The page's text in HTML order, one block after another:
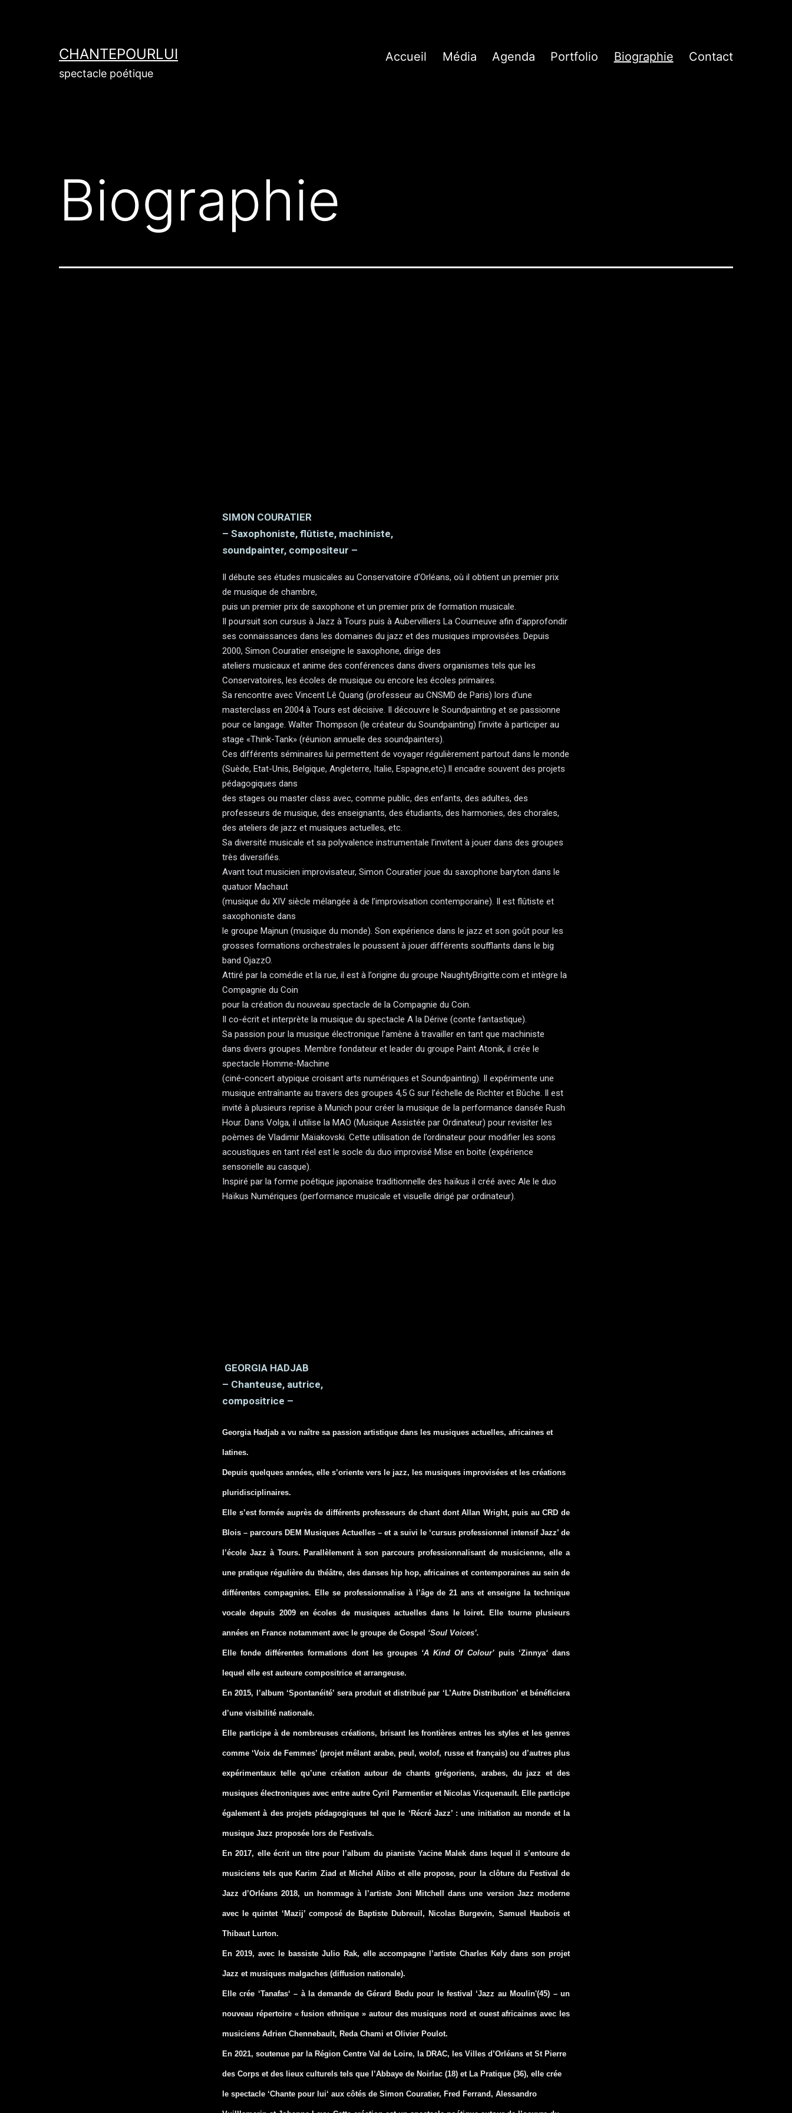
CHANTEPOURLUI
spectacle poétique
Accueil Média Agenda Portfolio Biographie Contact
Biographie
SIMON COURATIER
– Saxophoniste, flûtiste, machiniste,
soundpainter, compositeur –
Il débute ses études musicales au Conservatoire d’Orléans, où il obtient un premier prix
de musique de chambre,
puis un premier prix de saxophone et un premier prix de formation musicale.
Il poursuit son cursus à Jazz à Tours puis à Aubervilliers La Courneuve afin d’approfondir
ses connaissances dans les domaines du jazz et des musiques improvisées. Depuis
2000, Simon Couratier enseigne le saxophone, dirige des
ateliers musicaux et anime des conférences dans divers organismes tels que les
Conservatoires, les écoles de musique ou encore les écoles primaires.
Sa rencontre avec Vincent Lê Quang (professeur au CNSMD de Paris) lors d’une
masterclass en 2004 à Tours est décisive. Il découvre le Soundpainting et se passionne
pour ce langage. Walter Thompson (le créateur du Soundpainting) l’invite à participer au
stage «Think-Tank» (réunion annuelle des soundpainters).
Ces différents séminaires lui permettent de voyager régulièrement partout dans le monde
(Suède, Etat-Unis, Belgique, Angleterre, Italie, Espagne,etc).Il encadre souvent des projets
pédagogiques dans
des stages ou master class avec, comme public, des enfants, des adultes, des
professeurs de musique, des enseignants, des étudiants, des harmonies, des chorales,
des ateliers de jazz et musiques actuelles, etc.
Sa diversité musicale et sa polyvalence instrumentale l’invitent à jouer dans des groupes
très diversifiés.
Avant tout musicien improvisateur, Simon Couratier joue du saxophone baryton dans le
quatuor Machaut
(musique du XIV siècle mélangée à de l’improvisation contemporaine). Il est flûtiste et
saxophoniste dans
le groupe Majnun (musique du monde). Son expérience dans le jazz et son goût pour les
grosses formations orchestrales le poussent à jouer différents soufflants dans le big
band OjazzO.
Attiré par la comédie et la rue, il est à l’origine du groupe NaughtyBrigitte.com et intègre la
Compagnie du Coin
pour la création du nouveau spectacle de la Compagnie du Coin.
Il co-écrit et interprète la musique du spectacle A la Dérive (conte fantastique).
Sa passion pour la musique électronique l’amène à travailler en tant que machiniste
dans divers groupes. Membre fondateur et leader du groupe Paint Atonik, il crée le
spectacle Homme-Machine
(ciné-concert atypique croisant arts numériques et Soundpainting). Il expérimente une
musique entraînante au travers des groupes 4,5 G sur l’échelle de Richter et Bûche. Il est
invité à plusieurs reprise à Munich pour créer la musique de la performance dansée Rush
Hour. Dans Volga, il utilise la MAO (Musique Assistée par Ordinateur) pour revisiter les
poèmes de Vladimir Maïakovski. Cette utilisation de l’ordinateur pour modifier les sons
acoustiques en tant réel est le socle du duo improvisé Mise en boite (expérience
sensorielle au casque).
Inspiré par la forme poétique japonaise traditionnelle des haïkus il créé avec Ale le duo
Haïkus Numériques (performance musicale et visuelle dirigé par ordinateur).
GEORGIA HADJAB
– Chanteuse, autrice,
compositrice –
Georgia Hadjab a vu naître sa passion artistique dans les musiques actuelles, africaines et
latines.
Depuis quelques années, elle s’oriente vers le jazz, les musiques improvisées et les créations
pluridisciplinaires.
Elle s’est formée auprès de différents professeurs de chant dont Allan Wright, puis au CRD de
Blois – parcours DEM Musiques Actuelles – et a suivi le ‘cursus professionnel intensif Jazz’ de
l’école Jazz à Tours. Parallèlement à son parcours professionnalisant de musicienne, elle a
une pratique régulière du théâtre, des danses hip hop, africaines et contemporaines au sein de
différentes compagnies. Elle se professionnalise à l’âge de 21 ans et enseigne la technique
vocale depuis 2009 en écoles de musiques actuelles dans le loiret. Elle tourne plusieurs
années en France notamment avec le groupe de Gospel ‘Soul Voices’.
Elle fonde différentes formations dont les groupes ‘A Kind Of Colour’puis ‘Zinnya‘dans
lequel elle est auteure compositrice et arrangeuse.
En 2015, l’album ‘Spontanéité’ sera produit et distribué par ‘L’Autre Distribution’ et bénéficiera
d’une visibilité nationale.
Elle participe à de nombreuses créations, brisant les frontières entres les styles et les genres
comme ‘Voix de Femmes’ (projet mêlant arabe, peul, wolof, russe et français) ou d’autres plus
expérimentaux telle qu’une création autour de chants grégoriens, arabes, du jazz et des
musiques électroniques avec entre autre Cyril Parmentier et Nicolas Vicquenault. Elle participe
également à des projets pédagogiques tel que le ‘Récré Jazz’ : une initiation au monde et la
musique Jazz proposée lors de Festivals.
En 2017, elle écrit un titre pour l’album du pianiste Yacine Malek dans lequel il s’entoure de
musiciens tels que Karim Ziad et Michel Alibo et elle propose, pour la clôture du Festival de
Jazz d’Orléans 2018, un hommage à l’artiste Joni Mitchell dans une version Jazz moderne
avec le quintet ‘Mazij’ composé de Baptiste Dubreuil, Nicolas Burgevin, Samuel Haubois et
Thibaut Lurton.
En 2019, avec le bassiste Julio Rak, elle accompagne l’artiste Charles Kely dans son projet
Jazz et musiques malgaches (diffusion nationale).
Elle crée ‘Tanafas‘ – à la demande de Gérard Bedu pour le festival ‘Jazz au Moulin'(45) – un
nouveau répertoire « fusion ethnique » autour des musiques nord et ouest africaines avec les
musiciens Adrien Chennebault, Reda Chami et Olivier Poulot.
En 2021, soutenue par la Région Centre Val de Loire, la DRAC, les Villes d’Orléans et St Pierre
des Corps et des lieux culturels tels que l’Abbaye de Noirlac (18) et La Pratique (36), elle crée
le spectacle ‘Chante pour lui‘ aux côtés de Simon Couratier, Fred Ferrand, Alessandro